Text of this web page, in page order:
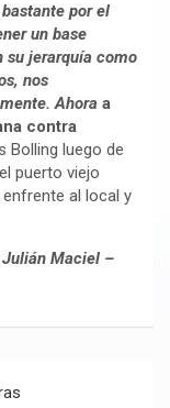
por el
un base
su jerarquía como
nos
Ahora a
contra
Bolling luego de
puerto viejo
al local y
Julián Maciel –